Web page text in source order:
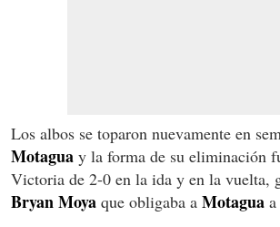
Los albos se toparon nuevamente en
Motagua y la forma de su eliminación
Victoria de 2-0 en la ida y en la vuelta,
Bryan Moya que obligaba a Motagua